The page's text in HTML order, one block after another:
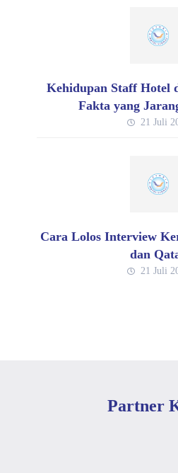
Kehidupan Staff Hotel
Fakta yang
21 Juli
Cara Lolos Interview
dan
21 Juli
Partner